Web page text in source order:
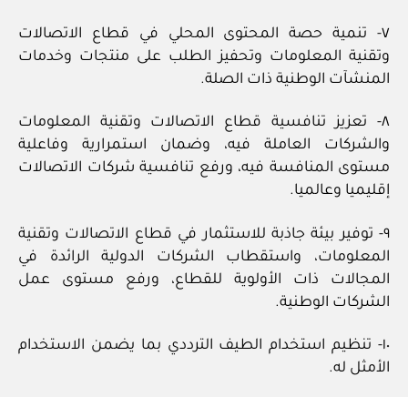
٧- تنمية حصة المحتوى المحلي في قطاع الاتصالات
وتقنية المعلومات وتحفيز الطلب على منتجات وخدمات
المنشآت الوطنية ذات الصلة.
٨- تعزيز تنافسية قطاع الاتصالات وتقنية المعلومات
والشركات العاملة فيه، وضمان استمرارية وفاعلية
مستوى المنافسة فيه، ورفع تنافسية شركات الاتصالات
إقليميا وعالميا.
٩- توفير بيئة جاذبة للاستثمار في قطاع الاتصالات وتقنية
المعلومات، واستقطاب الشركات الدولية الرائدة في
المجالات ذات الأولوية للقطاع، ورفع مستوى عمل
الشركات الوطنية.
١٠- تنظيم استخدام الطيف الترددي بما يضمن الاستخدام
الأمثل له.